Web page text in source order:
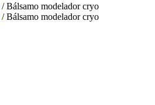
/ Bálsamo modelador cryo
/ Bálsamo modelador cryo